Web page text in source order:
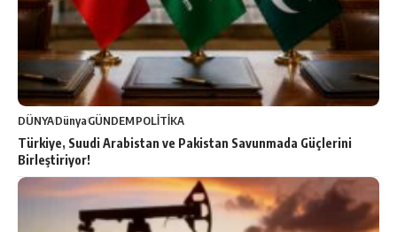
DÜNYADünyaGÜNDEMPOLİTİKA
Türkiye, Suudi Arabistan ve Pakistan Savunmada Güçlerini
Birleştiriyor!